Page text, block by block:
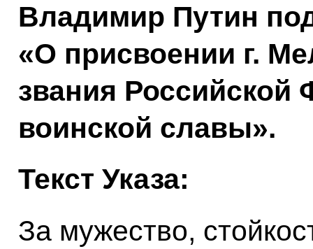
Владимир Путин
«О присвоении г.
звания Российской
воинской славы».
Текст Указа:
За мужество,